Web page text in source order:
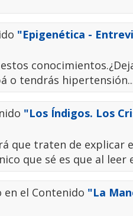
"Epigenética -
o tendrás
"Los Índigos. Los
que traten de explicar
que sé es que al
el Contenido "La